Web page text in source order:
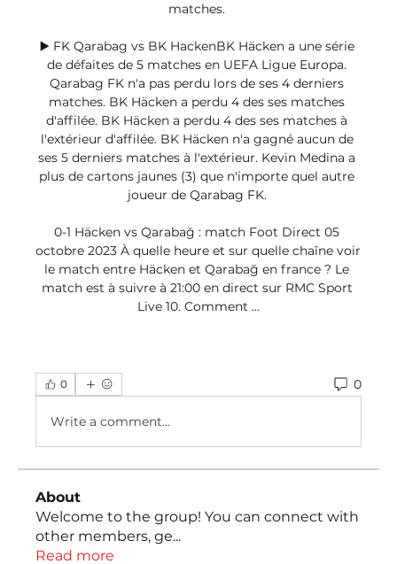
matches.
▶️ FK Qarabag vs BK HackenBK Häcken a une série
de défaites de 5 matches en UEFA Ligue Europa.
Qarabag FK n'a pas perdu lors de ses 4 derniers
matches. BK Häcken a perdu 4 des ses matches
d'affilée. BK Häcken a perdu 4 des ses matches à
l'extérieur d'affilée. BK Häcken n'a gagné aucun de
ses 5 derniers matches à l'extérieur. Kevin Medina a
plus de cartons jaunes (3) que n'importe quel autre
joueur de Qarabag FK.
0-1 Häcken vs Qarabağ : match Foot Direct 05
octobre 2023 À quelle heure et sur quelle chaîne voir
le match entre Häcken et Qarabağ en france ? Le
match est à suivre à 21:00 en direct sur RMC Sport
Live 10. Comment ...
0 0
Write a comment...
About
Welcome to the group! You can connect with
other members, ge...
Read more